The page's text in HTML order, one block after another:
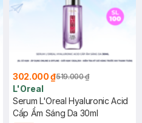
302.000 ₫519.000 ₫
L'Oreal
Serum L'Oreal Hyaluronic Acid
Cấp Ẩm Sáng Da 30ml